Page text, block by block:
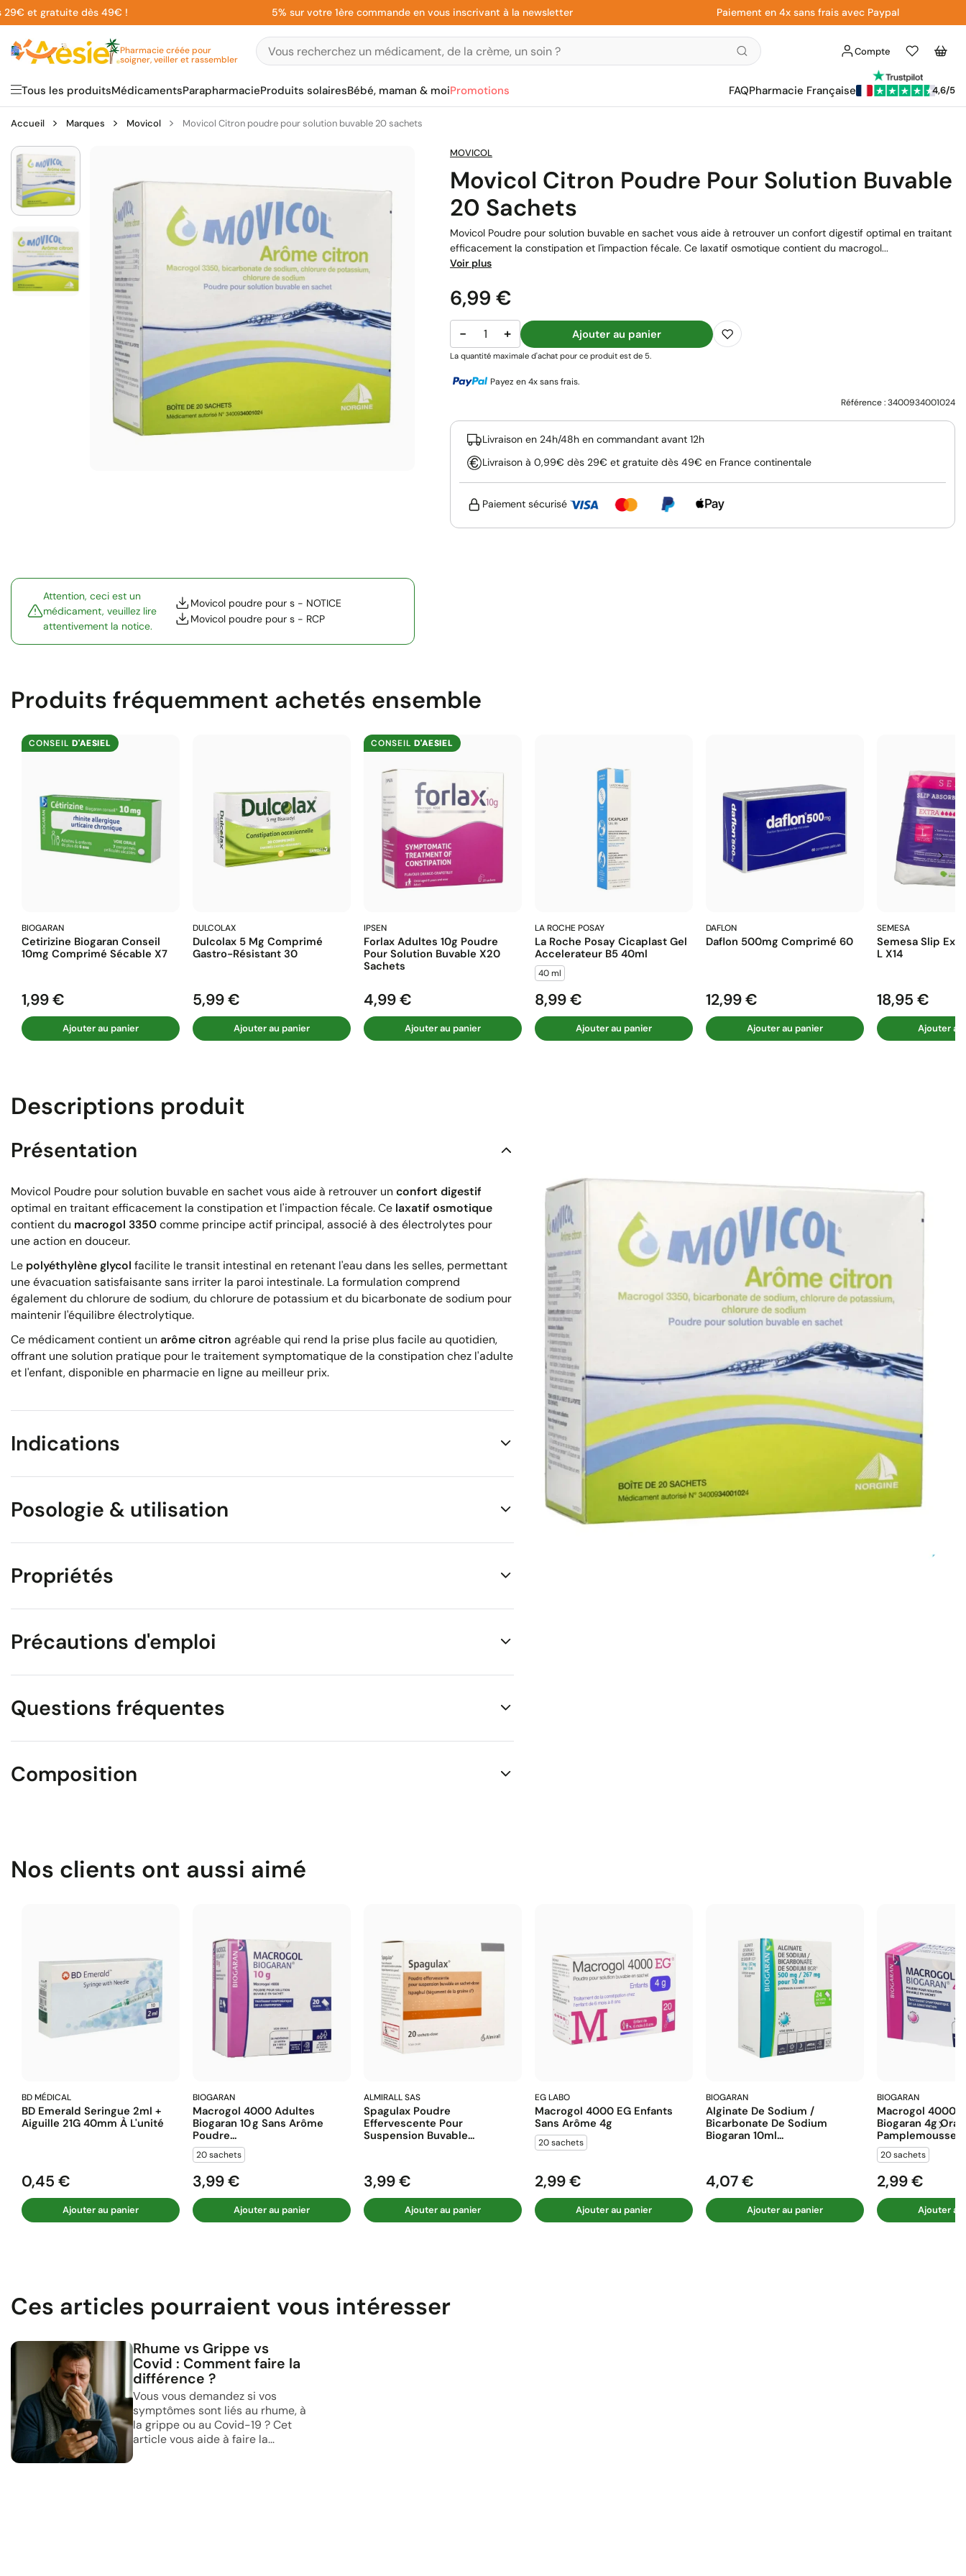
Aller
au
contenu
et gratuite dès 49€ ! 5% sur votre 1ère commande en vous inscrivant à la newsletter Paiement en 4x sans frais avec Paypal
Pharmacie créée pour
soigner, veiller et rassembler
Compte
Liste
d'envies
Panier
Tous les produitsMédicamentsParapharmacieProduits solairesBébé, maman & moiPromotions FAQPharmacie Française 4,6/5
Accueil Marques Movicol Movicol Citron poudre pour solution buvable 20 sachets
Attention, ceci est un
médicament, veuillez lire
attentivement la notice.
Movicol poudre pour s - NOTICE
Movicol poudre pour s - RCP
MOVICOL
Movicol Citron Poudre Pour Solution Buvable
20 Sachets
Movicol Poudre pour solution buvable en sachet vous aide à retrouver un confort digestif optimal en traitant
efficacement la constipation et l'impaction fécale. Ce laxatif osmotique contient du macrogol...
Voir plus
Prix
6,99 €
− + Ajouter au panier
La quantité maximale d'achat pour ce produit est de 5.
Payez en 4x sans frais.
Référence :3400934001024
Livraison en 24h/48h en commandant avant 12h
Livraison à 0,99€ dès 29€ et gratuite dès 49€ en France continentale
Paiement sécurisé
Produits fréquemment achetés ensemble
CONSEILD'AESIEL
BIOGARAN
Cetirizine Biogaran Conseil
10mg Comprimé Sécable X7
Prix
1,99 €
Ajouter au panier
DULCOLAX
Dulcolax 5 Mg Comprimé
Gastro-Résistant 30
Prix
5,99 €
Ajouter au panier
CONSEILD'AESIEL
IPSEN
Forlax Adultes 10g Poudre
Pour Solution Buvable X20
Sachets
Prix
4,99 €
Ajouter au panier
LA ROCHE POSAY
La Roche Posay Cicaplast Gel
Accelerateur B5 40ml
40 ml
Prix
8,99 €
Ajouter au panier
DAFLON
Daflon 500mg Comprimé 60
Prix
12,99 €
Ajouter au panier
SEMESA
Semesa Slip
L X14
Prix
18,95 €
Ajouter au
Descriptions produit
Présentation
Movicol Poudre pour solution buvable en sachet vous aide à retrouver un confort digestif
optimal en traitant efficacement la constipation et l'impaction fécale. Ce laxatif osmotique
contient du macrogol 3350comme principe actif principal, associé à des électrolytes pour
une action en douceur.
Le polyéthylène glycol facilite le transit intestinal en retenant l'eau dans les selles, permettant
une évacuation satisfaisante sans irriter la paroi intestinale. La formulation comprend
également du chlorure de sodium, du chlorure de potassium et du bicarbonate de sodium pour
maintenir l'équilibre électrolytique.
Ce médicament contient un arôme citron agréable qui rend la prise plus facile au quotidien,
offrant une solution pratique pour le traitement symptomatique de la constipation chez l'adulte
et l'enfant, disponible en pharmacie en ligne au meilleur prix.
Indications
Posologie & utilisation
Propriétés
Précautions d'emploi
Questions fréquentes
Composition
Nos clients ont aussi aimé
BD MÉDICAL
BD Emerald Seringue 2ml +
Aiguille 21G 40mm À L'unité
Prix
0,45 €
Ajouter au panier
BIOGARAN
Macrogol 4000 Adultes
Biogaran 10 G Sans Arôme
Poudre...
20 sachets
Prix
3,99 €
Ajouter au panier
ALMIRALL SAS
Spagulax Poudre
Effervescente Pour
Suspension Buvable...
Prix
3,99 €
Ajouter au panier
EG LABO
Macrogol 4000 EG Enfants
Sans Arôme 4g
20 sachets
Prix
2,99 €
Ajouter au panier
BIOGARAN
Alginate De Sodium /
Bicarbonate De Sodium
Biogaran 10ml...
Prix
4,07 €
Ajouter au panier
BIOGARAN
Macrogol 4000
Biogaran 4g
Pamplemousse...
20 sachets
Prix
2,99 €
Ajouter au
Ces articles pourraient vous intéresser
Rhume vs Grippe vs
Covid : Comment faire la
différence ?
Vous vous demandez si vos
symptômes sont liés au rhume, à
la grippe ou au Covid-19 ? Cet
article vous aide à faire la...